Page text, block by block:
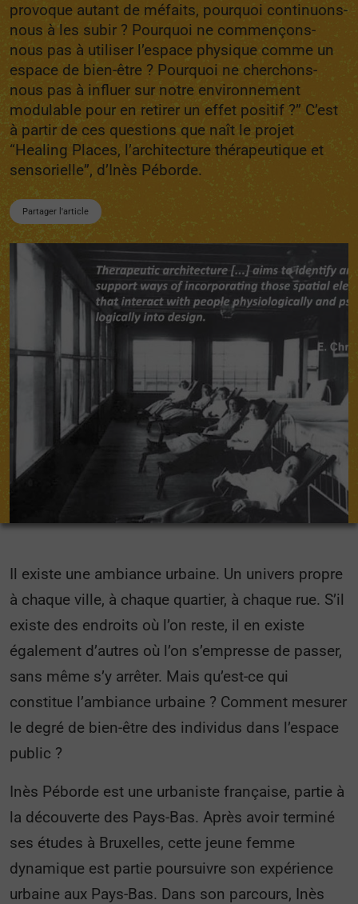
provoque autant de méfaits, pourquoi continuons-
nous à les subir ? Pourquoi ne commençons-
nous pas à utiliser l’espace physique comme un
espace de bien-être ? Pourquoi ne cherchons-
nous pas à influer sur notre environnement
modulable pour en retirer un effet positif ?” C’est
à partir de ces questions que naît le projet
“Healing Places, l’architecture thérapeutique et
sensorielle”, d’Inès Péborde.
Partager l'article
Il existe une ambiance urbaine. Un univers propre
à chaque ville, à chaque quartier, à chaque rue. S’il
existe des endroits où l’on reste, il en existe
également d’autres où l’on s’empresse de passer,
sans même s’y arrêter. Mais qu’est-ce qui
constitue l’ambiance urbaine ? Comment mesurer
le degré de bien-être des individus dans l’espace
public ?
Inès Péborde est une urbaniste française, partie à
la découverte des Pays-Bas. Après avoir terminé
ses études à Bruxelles, cette jeune femme
dynamique est partie poursuivre son expérience
urbaine aux Pays-Bas. Dans son parcours, Inès